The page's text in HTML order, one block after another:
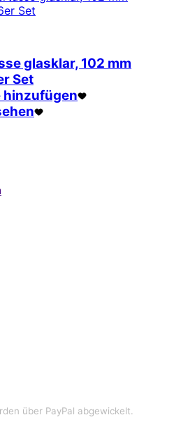
glasklar, 102 mm
Set
hinzufügen
über PayPal abgewickelt.